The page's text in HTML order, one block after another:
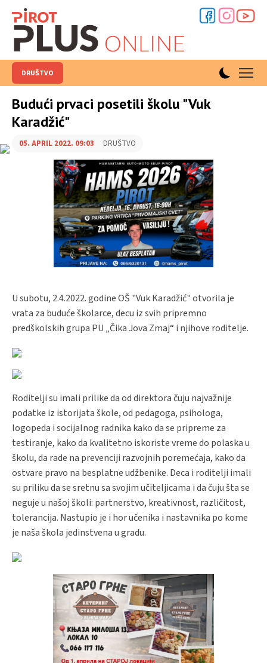
DRUŠTVO
Budući prvaci posetili školu "Vuk
Karadžić"
05. APRIL 2022. 09:03 DRUŠTVO
U subotu, 2.4.2022. godine OŠ "Vuk Karadžić" otvorila je
vrata za buduće školarce, decu iz svih pripremno
predškolskih grupa PU „Čika Jova Zmaj“ i njihove roditelje.
Roditelji su imali prilike da od direktora čuju najvažnije
podatke iz istorijata škole, od pedagoga, psihologa,
logopeda i socijalnog radnika kako da se pripreme za
testiranje, kako da kvalitetno iskoriste vreme do polaska u
školu, da rade na prevenciji razvojnih poremećaja, kako da
ostvare pravo na besplatne udžbenike. Deca i roditelji imali
su priliku da se sretnu sa svojim učiteljicama i da čuju šta se
neguje u našoj školi: partnerstvo, kreativnost, različitost,
tolerancija. Nastupio je i hor učenika i nastavnika po kome
je naša škola jedinstvena u gradu.